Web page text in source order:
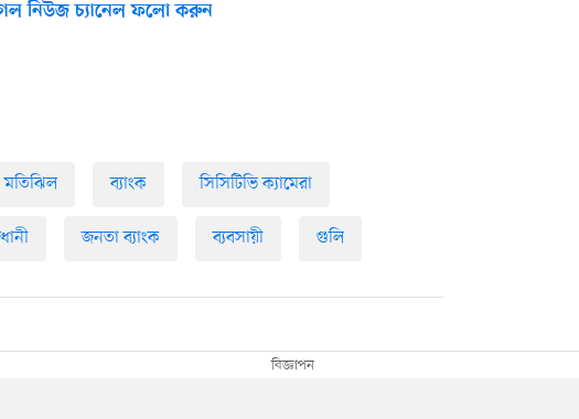
নিউজ চ্যানেল ফলো করুন
মতিঝিল ব্যাংক সিসিটিভি ক্যামেরা
জনতা ব্যাংক ব্যবসায়ী গুলি